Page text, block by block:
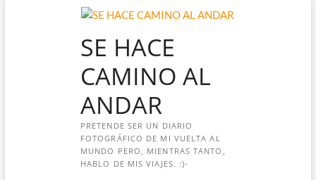
SE HACE
CAMINO AL
ANDAR
PRETENDE SER UN DIARIO
FOTOGRÁFICO DE MI VUELTA AL
MUNDO PERO, MIENTRAS TANTO,
HABLO DE MIS VIAJES. :)-